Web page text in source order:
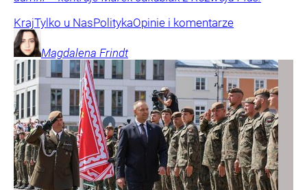
KrajTylko u NasPolitykaOpinie i komentarze
Magdalena Frindt